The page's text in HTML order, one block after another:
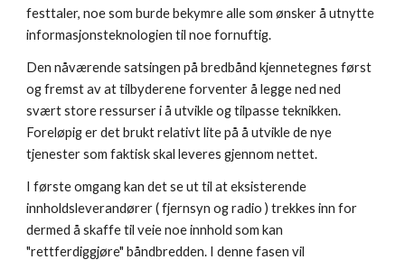
festtaler, noe som burde bekymre alle som ønsker å utnytte
informasjonsteknologien til noe fornuftig.
Den nåværende satsingen på bredbånd kjennetegnes først
og fremst av at tilbyderene forventer å legge ned ned
svært store ressurser i å utvikle og tilpasse teknikken.
Foreløpig er det brukt relativt lite på å utvikle de nye
tjenester som faktisk skal leveres gjennom nettet.
I første omgang kan det se ut til at eksisterende
innholdsleverandører ( fjernsyn og radio ) trekkes inn for
dermed å skaffe til veie noe innhold som kan
"rettferdiggjøre" båndbredden. I denne fasen vil